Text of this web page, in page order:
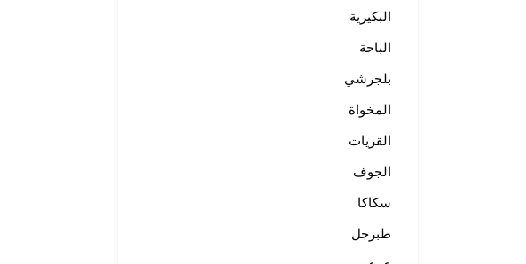
البكيرية
الباحة
بلجرشي
المخواة
القريات
الجوف
سكاكا
طبرجل